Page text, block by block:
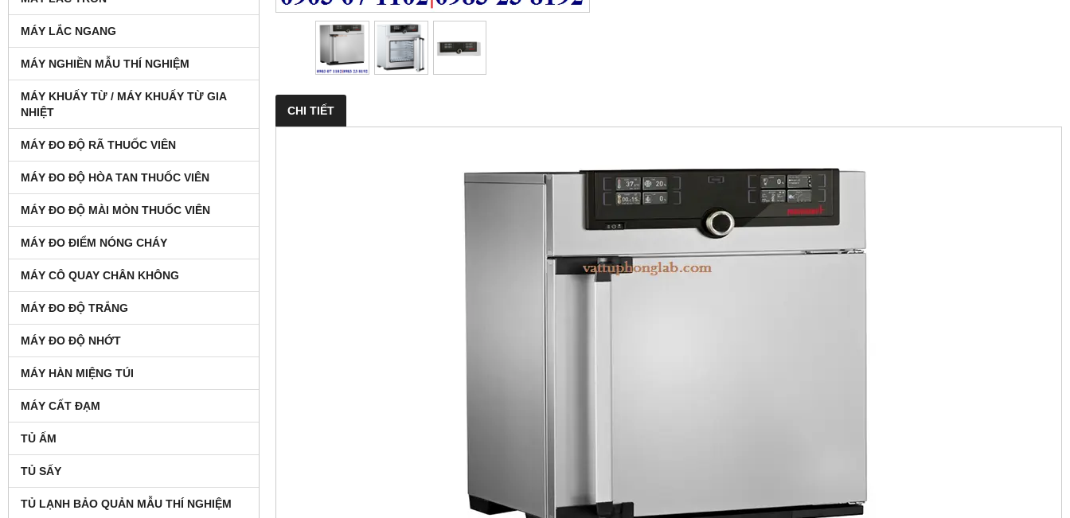
MÁY LẮC NGANG
MÁY NGHIỀN MẪU THÍ NGHIỆM
MÁY KHUẤY TỪ / MÁY KHUẤY TỪ GIA
NHIỆT
MÁY ĐO ĐỘ RÃ THUỐC VIÊN
MÁY ĐO ĐỘ HÒA TAN THUỐC VIÊN
MÁY ĐO ĐỘ MÀI MÒN THUỐC VIÊN
MÁY ĐO ĐIỂM NÓNG CHÁY
MÁY CÔ QUAY CHÂN KHÔNG
MÁY ĐO ĐỘ TRẮNG
MÁY ĐO ĐỘ NHỚT
MÁY HÀN MIỆNG TÚI
MÁY CẤT ĐẠM
TỦ ẤM
TỦ SẤY
TỦ LẠNH BẢO QUẢN MẪU THÍ NGHIỆM
CHI TIẾT